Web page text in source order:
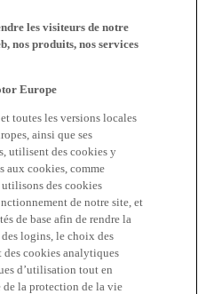
les visiteurs de notre
nos produits, nos services
Europe
toutes les versions locales
ainsi que ses
utilisent des cookies y
aux cookies, comme
des cookies
de notre site, et
de base afin de rendre la
logins, le choix des
des cookies analytiques
d’utilisation tout en
de la protection de la vie